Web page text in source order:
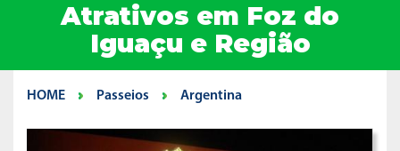
Atrativos em Foz do
Iguaçu e Região
HOME Passeios Argentina